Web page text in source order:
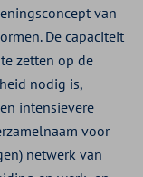
van
De capaciteit
zetten op de
nodig is,
intensievere
voor
netwerk van